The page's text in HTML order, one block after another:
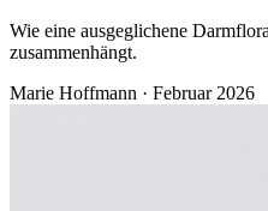
Wie eine ausgeglichene
zusammenhängt.
Marie Hoffmann · Februar 2026